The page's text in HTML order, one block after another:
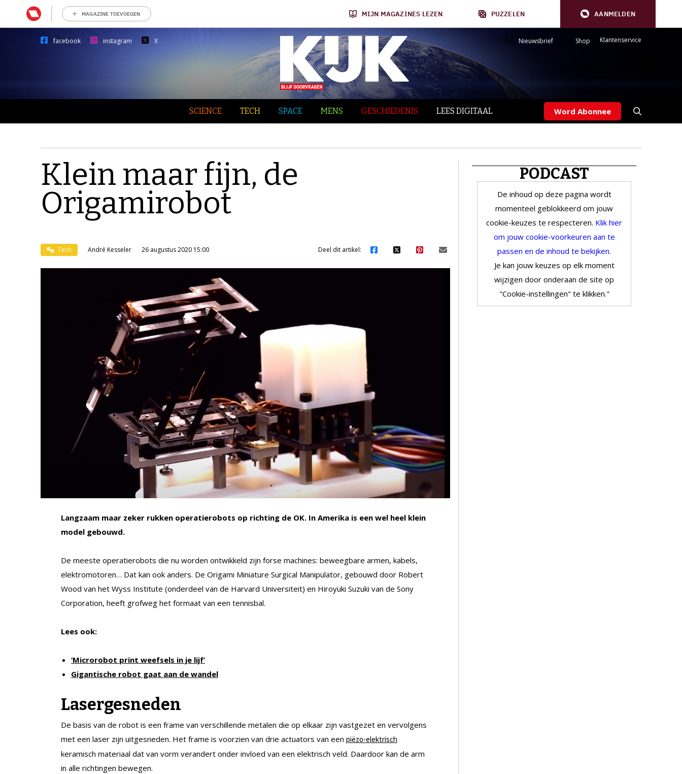
MAGAZINE TOEVOEGEN MIJN MAGAZINES LEZEN PUZZELEN AANMELDEN
facebook instagram X Nieuwsbrief Shop Klantenservice
SCIENCE TECH SPACE MENS GESCHIEDENIS LEES DIGITAAL Word Abonnee
Klein maar fijn, de
Origamirobot
Tech André Kesseler 26 augustus 2020 15:00 Deel dit artikel:
Langzaam maar zeker rukken operatierobots op richting de OK. In Amerika is een wel heel klein
model gebouwd.
De meeste operatierobots die nu worden ontwikkeld zijn forse machines: beweegbare armen, kabels,
elektromotoren… Dat kan ook anders. De Origami Miniature Surgical Manipulator, gebouwd door Robert
Wood van het Wyss Institute (onderdeel van de Harvard Universiteit) en Hiroyuki Suzuki van de Sony
Corporation, heeft grofweg het formaat van een tennisbal.
Lees ook:
‘Microrobot print weefsels in je lijf’
Gigantische robot gaat aan de wandel
Lasergesneden
De basis van de robot is een frame van verschillende metalen die op elkaar zijn vastgezet en vervolgens
met een laser zijn uitgesneden. Het frame is voorzien van drie actuators van een piëzo-elektrisch
keramisch materiaal dat van vorm verandert onder invloed van een elektrisch veld. Daardoor kan de arm
in alle richtingen bewegen.
PODCAST
De inhoud op deze pagina wordt
momenteel geblokkeerd om jouw
cookie-keuzes te respecteren. Klik hier
om jouw cookie-voorkeuren aan te
passen en de inhoud te bekijken.
Je kan jouw keuzes op elk moment
wijzigen door onderaan de site op
"Cookie-instellingen" te klikken."